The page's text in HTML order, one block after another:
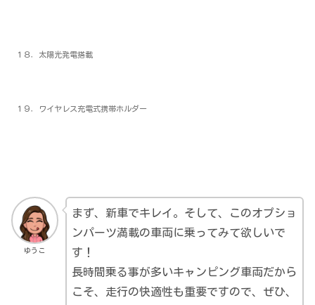
１８．太陽光発電搭載
１９．ワイヤレス充電式携帯ホルダー
ゆうこ
まず、新車でキレイ。そして、このオプショ
ンパーツ満載の車両に乗ってみて欲しいで
す！
長時間乗る事が多いキャンピング車両だから
こそ、走行の快適性も重要ですので、ぜひ、